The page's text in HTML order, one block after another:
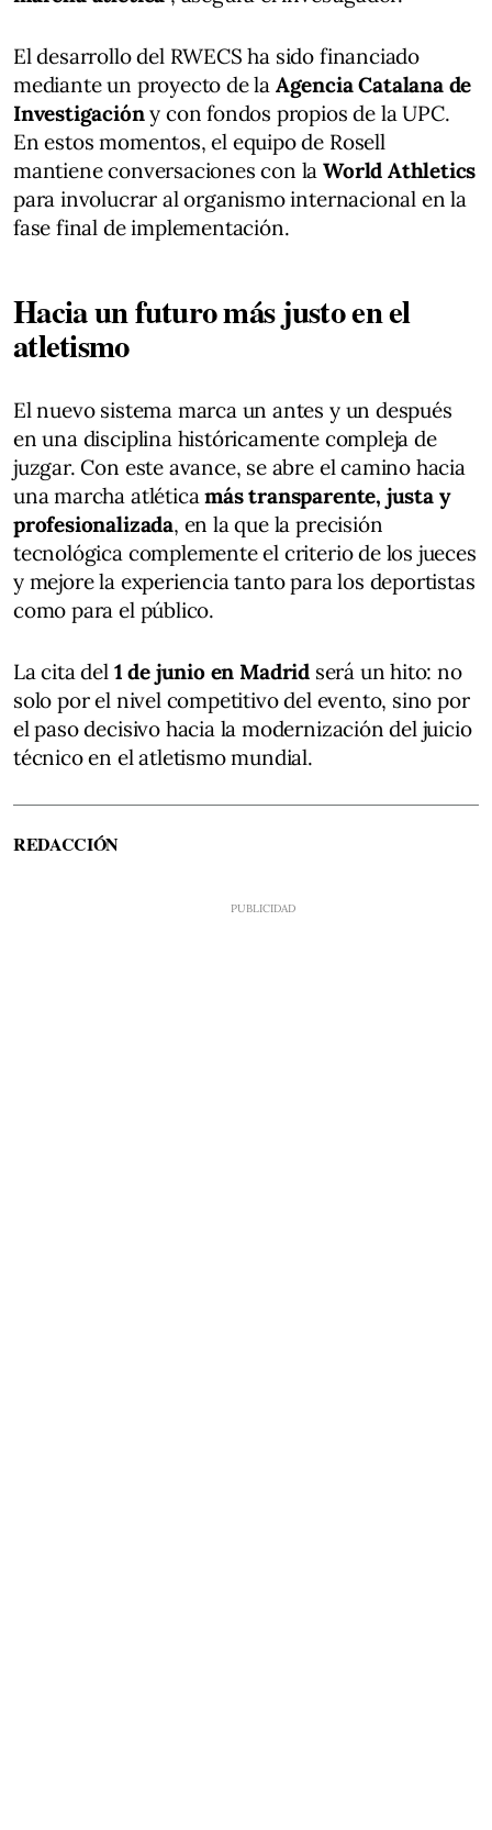
El desarrollo del RWECS ha sido financiado
mediante un proyecto de la Agencia Catalana de
Investigacióny con fondos propios de la UPC.
En estos momentos, el equipo de Rosell
mantiene conversaciones con laWorld Athletics
para involucrar al organismo internacional en la
fase final de implementación.
Hacia un futuro más justo en el
atletismo
El nuevo sistema marca un antes y un después
en una disciplina históricamente compleja de
juzgar. Con este avance, se abre el camino hacia
una marcha atléticamás transparente, justa y
profesionalizada, en la que la precisión
tecnológica complemente el criterio de los jueces
y mejore la experiencia tanto para los deportistas
como para el público.
La cita del 1 de junio en Madridserá un hito: no
solo por el nivel competitivo del evento, sino por
el paso decisivo hacia la modernización del juicio
técnico en el atletismo mundial.
REDACCIÓN